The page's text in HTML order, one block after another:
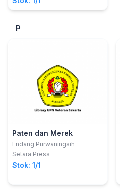
P
Paten dan Merek
Endang Purwaningsih
Setara Press
Stok: 1/1